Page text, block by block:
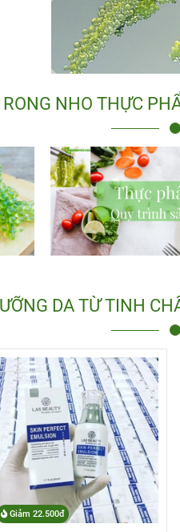
RONG NHO THỰC
DA TỪ TINH
Giảm 22.500đ